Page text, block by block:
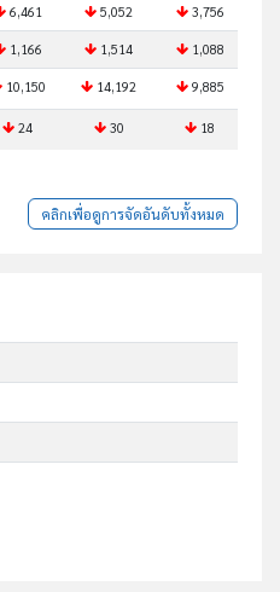
6,461 5,052 3,756
1,166 1,514 1,088
10,150 14,192 9,885
24 30 18
คลิกเพื่อดูการจัดอันดับทั้งหมด